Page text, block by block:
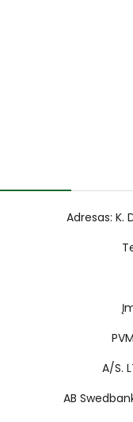
Adresas: K.
A/S.
AB